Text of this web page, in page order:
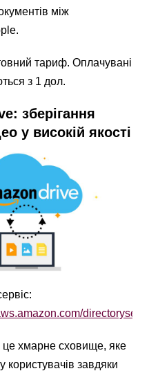
між
тариф. Оплачувані
з 1 дол.
зберігання
у високій якості
хмарне сховище, яке
користувачів завдяки